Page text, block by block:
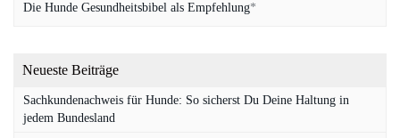
Die Hunde Gesundheitsbibel als Empfehlung*
Neueste Beiträge
Sachkundenachweis für Hunde: So sicherst Du Deine Haltung in
jedem Bundesland